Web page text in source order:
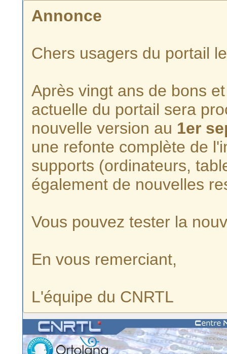
Annonce
Chers usagers du portail
Après vingt ans de bons
actuelle du portail sera
nouvelle version au 1er
une refonte complète de
supports (ordinateurs,
également de nouvelles
Vous pouvez tester la
En vous remerciant,
L'équipe du CNRTL